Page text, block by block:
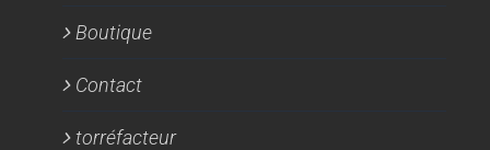
Boutique
Contact
torréfacteur